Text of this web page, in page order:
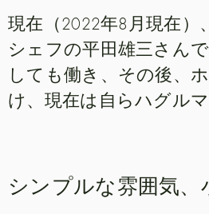
現在（2022年8月現在
シェフの平田雄三さん
しても働き、その後、
け、現在は自らハグル
シンプルな雰囲気